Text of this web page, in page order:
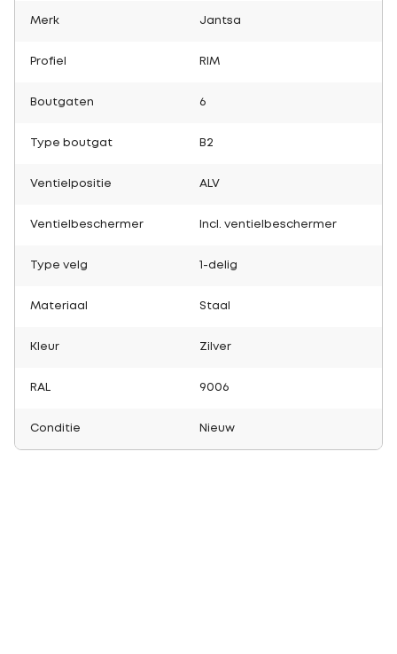
Merk Jantsa
Profiel RIM
Boutgaten 6
Type boutgat B2
Ventielpositie ALV
Ventielbeschermer Incl. ventielbeschermer
Type velg 1-delig
Materiaal Staal
Kleur Zilver
RAL 9006
Conditie Nieuw